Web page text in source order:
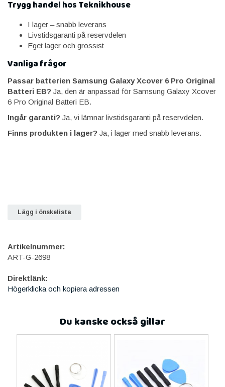
Trygg handel hos Teknikhouse
I lager – snabb leverans
Livstidsgaranti på reservdelen
Eget lager och grossist
Vanliga frågor
Passar batterien Samsung Galaxy Xcover 6 Pro Original
Batteri EB? Ja, den är anpassad för Samsung Galaxy Xcover
6 Pro Original Batteri EB.
Ingår garanti? Ja, vi lämnar livstidsgaranti på reservdelen.
Finns produkten i lager? Ja, i lager med snabb leverans.
Lägg i önskelista
Artikelnummer:
ART-G-2698
Direktlänk:
Högerklicka och kopiera adressen
Du kanske också gillar